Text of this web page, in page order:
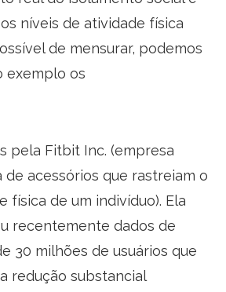
níveis de atividade física
de mensurar, podemos
exemplo os
pela Fitbit Inc. (empresa
acessórios que rastreiam o
física de um indivíduo). Ela
recentemente dados de
30 milhões de usuários que
redução substancial